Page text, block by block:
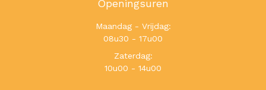
Openingsuren
Maandag - Vrijdag:
08u30 - 17u00
Zaterdag:
10u00 - 14u00